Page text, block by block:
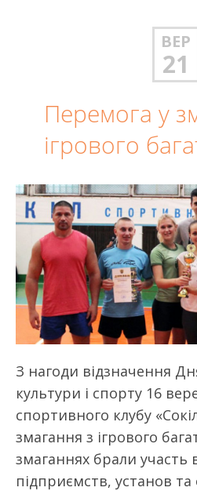
ВЕР
21
Перемога у
ігрового
З нагоди відзначення
культури і спорту 16
спортивного клубу
змагання з ігрового
змаганнях брали участь
підприємств, установ та